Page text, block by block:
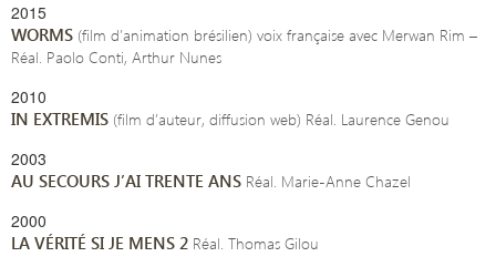
2015
WORMS (film d’animation brésilien) voix française avec Merwan Rim –
Réal. Paolo Conti, Arthur Nunes
2010
IN EXTREMIS (film d’auteur, diffusion web) Réal. Laurence Genou
2003
AU SECOURS J’AI TRENTE ANS Réal. Marie-Anne Chazel
2000
LA VÉRITÉ SI JE MENS 2 Réal. Thomas Gilou